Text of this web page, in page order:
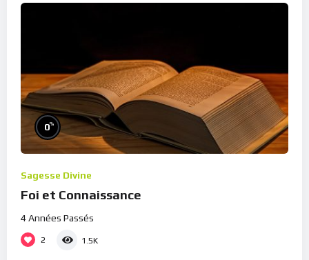
0%
Sagesse Divine
Foi et Connaissance
4 Années Passés
2 1.5K